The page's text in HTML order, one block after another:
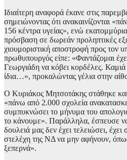
Ιδιαίτερη αναφορά έκανε στις
σημειώνοντας ότι ανακαινίζονται
156 κέντρα υγείας», ενώ
πρόσβαση σε δωρεάν προληπτικές
χιουμοριστική αποστροφή προς τον
πρωθυπουργός είπε: «Φαντάζομαι
Γεωργιάδη να κόβει κορδέλες. Καμιά
ίδια…», προκαλώντας γέλια στην
Ο Κυριάκος Μητσοτάκης στάθηκε και
«πάνω από 2.000 σχολεία
συμπυκνώσει το μήνυμα του
το κάνουμε». Παράλληλα, έσπευσε
δουλειά μας δεν έχει τελειώσει,
στελέχη της ΝΔ να μην αφήνουν,
ξεπερνά».